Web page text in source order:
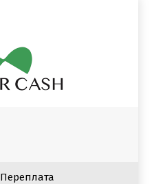
Переплата